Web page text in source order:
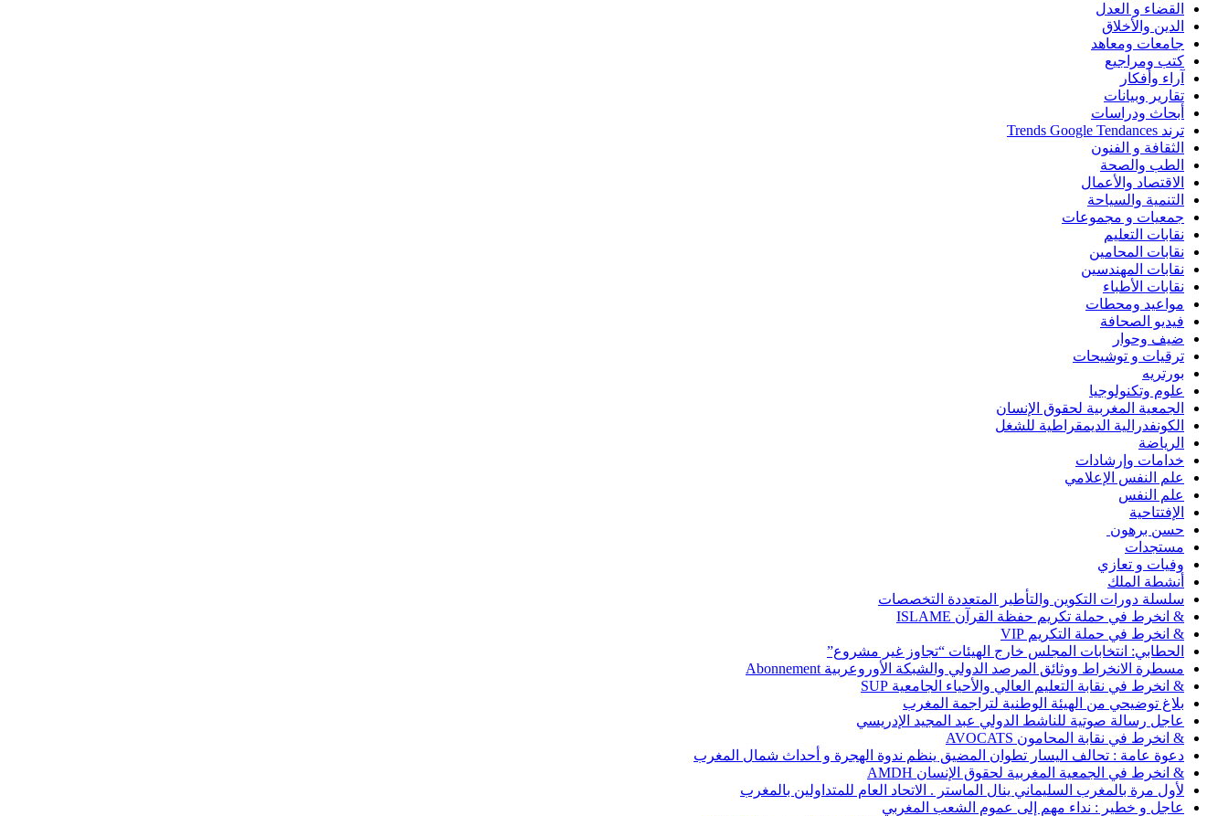
القضاء و العدل
الدين والأخلاق
جامعات ومعاهد
كتب ومراجيع
آراء وأفكار
تقارير وبيانات
أبحاث ودراسات
ترند Trends Google Tendances
الثقافة و الفنون
الطب والصحة
الاقتصاد والأعمال
التنمية والسياحة
جمعيات و مجموعات
نقابات التعليم
نقابات المحامين
نقابات المهندسين
نقابات الأطباء
مواعيد ومحطات
فيديو الصحافة
ضيف وحوار
ترقيات و توشيحات
بورتريه
علوم وتكنولوجيا
الجمعية المغربية لحقوق الإنسان
الكونفدرالية الديمقراطية للشغل
الرياضة
خدامات وإرشادات
علم النفس الإعلامي
علم النفس
الإفتتاحية
حسن برهون
مستجدات
وفيات و تعازي
أنشطة الملك
سلسلة دورات التكوين والتأطير المتعددة التخصصات
& انخرط في حملة تكريم حفظة القرآن ISLAME
& انخرط في حملة التكريم VIP
الحطابي: انتخابات المجلس خارج الهيئات “تجاوز غير مشروع”
مسطرة الانخراط ووثائق المرصد الدولي والشبكة الأوروعربية Abonnement
& انخرط في نقابة التعليم العالي والأحياء الجامعية SUP
بلاغ توضيحي من الهيئة الوطنية لتراجمة المغرب
عاجل رسالة صوتية للناشط الدولي عبد المجيد الإدريسي
& انخرط في نقابة المحامون AVOCATS
دعوة عامة : تحالف اليسار تطوان المضيق ينظم ندوة الهجرة و أحداث شمال المغرب
& انخرط في الجمعية المغربية لحقوق الإنسان AMDH
لأول مرة بالمغرب السليماني ينال الماستر . الاتحاد العام للمتداولين بالمغرب
عاجل و خطير : نداء مهم إلى عموم الشعب المغربي